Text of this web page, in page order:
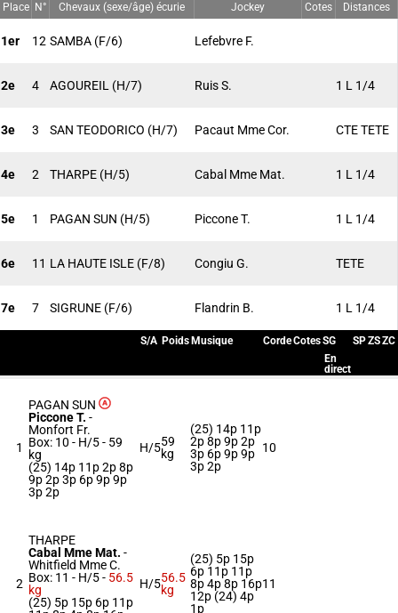
Place N° Chevaux (sexe/âge) écurie Jockey Cotes Distances
1er 12 SAMBA (F/6) Lefebvre F.
2e 4 AGOUREIL (H/7) Ruis S. 1 L 1/4
3e 3 SAN TEODORICO (H/7) Pacaut Mme Cor. CTE TETE
4e 2 THARPE (H/5) Cabal Mme Mat. 1 L 1/4
5e 1 PAGAN SUN (H/5) Piccone T. 1 L 1/4
6e 11 LA HAUTE ISLE (F/8) Congiu G. TETE
7e 7 SIGRUNE (F/6) Flandrin B. 1 L 1/4
S/A Poids Musique CordeCotesSG SPZSZC
En
direct
1
PAGAN SUN
Piccone T. -
Monfort Fr.
Box: 10 - H/5 - 59
kg
(25) 14p 11p 2p 8p
9p 2p 3p 6p 9p 9p
3p 2p
H/559
kg
(25) 14p 11p
2p 8p 9p 2p
3p 6p 9p 9p
3p 2p
10
2
THARPE
Cabal Mme Mat. -
Whitfield Mme C.
Box: 11 - H/5 - 56.5
kg
(25) 5p 15p 6p 11p
H/556.5
kg
(25) 5p 15p
6p 11p 11p
8p 4p 8p 16p
12p (24) 4p
1p
11